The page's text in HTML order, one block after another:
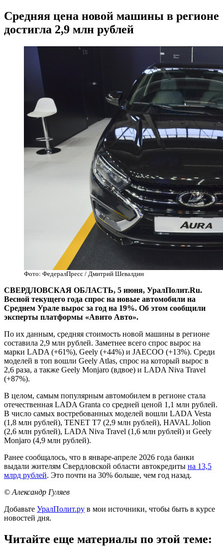
Средняя цена новой машины в регионе
достигла 2,9 млн рублей
Фото: ФедералПресс / Дмитрий Шевалдин
СВЕРДЛОВСКАЯ ОБЛАСТЬ, 5 июня, УралПолит.Ru.
Весной текущего года спрос на новые автомобили на
Среднем Урале вырос за год на 19%. Об этом сообщили
эксперты платформы «Авито Авто».
По их данным, средняя стоимость новой машины в регионе
составила 2,9 млн рублей. Заметнее всего спрос вырос на
марки LADA (+61%), Geely (+44%) и JAECOO (+13%). Среди
моделей в топ вошли Geely Atlas, спрос на который вырос в
2,6 раза, а также Geely Monjaro (вдвое) и LADA Niva Travel
(+87%).
В целом, самым популярным автомобилем в регионе стала
отечественная LADA Granta со средней ценой 1,1 млн рублей.
В число самых востребованных моделей вошли LADA Vesta
(1,8 млн рублей), TENET T7 (2,9 млн рублей), HAVAL Jolion
(2,6 млн рублей), LADA Niva Travel (1,6 млн рублей) и Geely
Monjaro (4,9 млн рублей).
Ранее сообщалось, что в январе-апреле 2026 года банки
выдали жителям Свердловской области автокредиты на 13,5
млрд рублей. Это почти на 30% больше, чем год назад.
© Александр Гуляев
Добавьте УралПолит.ру в мои источники, чтобы быть в курсе
новостей дня.
Читайте еще материалы по этой теме: